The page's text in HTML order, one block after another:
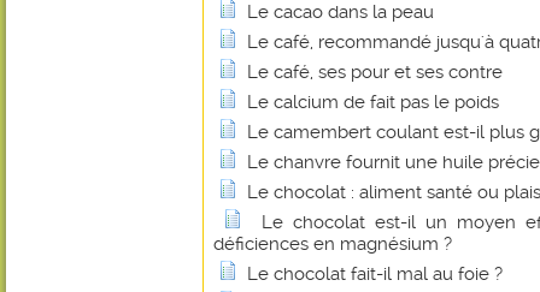
Le cacao dans la peau
Le café, recommandé jusqu'à
Le café, ses pour et ses contre
Le calcium de fait pas le poids
Le camembert coulant est-il plus
Le chanvre fournit une huile
Le chocolat : aliment santé ou
Le chocolat est-il un moyen
déficiences en magnésium ?
Le chocolat fait-il mal au foie ?